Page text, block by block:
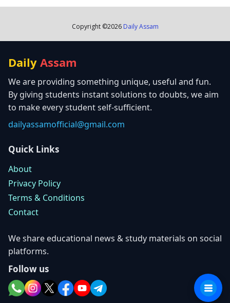
Copyright ©2026 Daily Assam
Daily Assam
We are providing something unique, useful and fun.
By giving students instant solutions to doubts, we aim
to make every student self-sufficient.
dailyassamofficial@gmail.com
Quick Links
About
Privacy Policy
Terms & Conditions
Contact
We share educational news & study materials on social
platforms.
Follow us